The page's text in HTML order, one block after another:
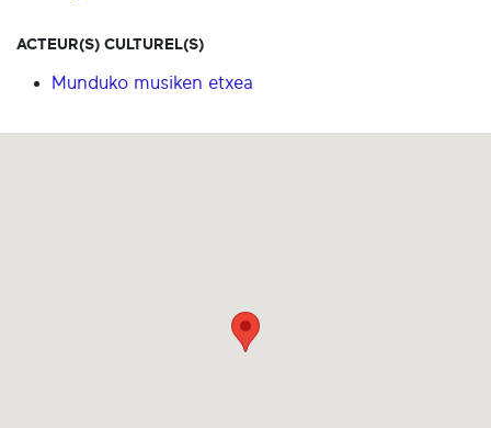
ACTEUR(S) CULTUREL(S)
Munduko musiken etxea